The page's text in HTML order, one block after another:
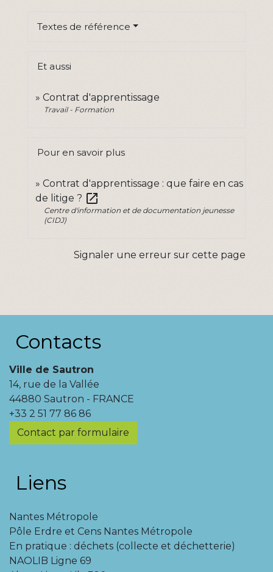
Textes de référence
Et aussi
Contrat d'apprentissage
Travail - Formation
Pour en savoir plus
Contrat d'apprentissage : que faire en cas
de litige ? open_in_new
Centre d'information et de documentation jeunesse
(CIDJ)
Signaler une erreur sur cette page
Contacts
Ville de Sautron
14, rue de la Vallée
44880 Sautron - FRANCE
+33 2 51 77 86 86
Contact par formulaire
Liens
Nantes Métropole
Pôle Erdre et Cens Nantes Métropole
En pratique : déchets (collecte et déchetterie)
NAOLIB Ligne 69